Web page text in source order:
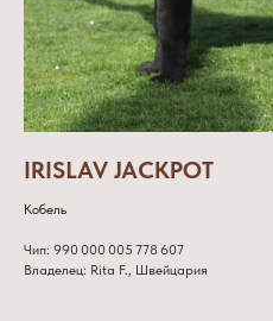
IRISLAV JACKPOT
Кобель
Чип: 990 000 005 778 607
Владелец: Rita F., Швейцария